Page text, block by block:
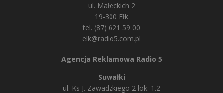
ul. Małeckich 2
19-300 Ełk
tel. (87) 621 59 00
elk@radio5.com.pl
Agencja Reklamowa Radio 5
Suwałki
ul. Ks J. Zawadzkiego 2 lok. 1.2